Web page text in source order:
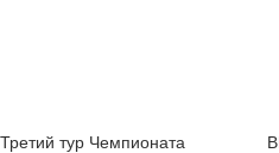
Третий тур Чемпионата